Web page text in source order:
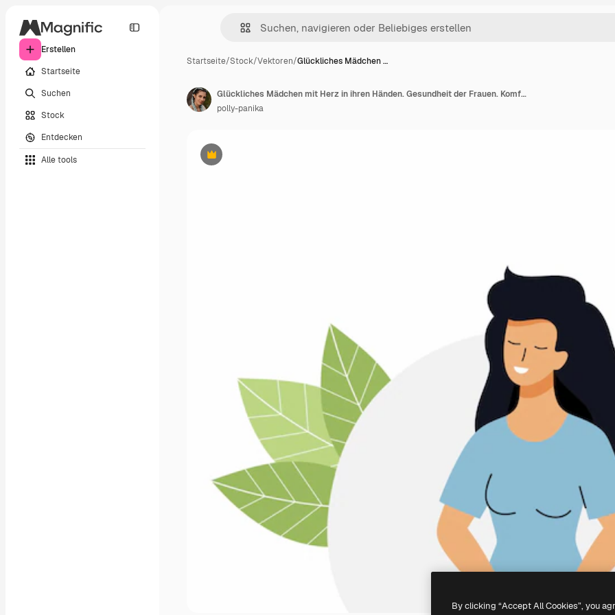
Erstellen
Startseite
Suchen
Stock
Entdecken
Alle tools
Startseite/Stock/Vektoren/Glückliches Mädchen …
Premium
Glückliches Mädchen mit Herz in ihren Händen. Gesundheit der Frauen. Komfort im Bauchbereich.
polly-panika
By clicking “Accept All Cookies”, you